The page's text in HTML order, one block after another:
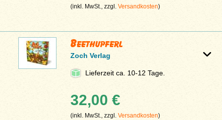
(inkl. MwSt., zzgl.Versandkosten)
Beethupferl
Zoch Verlag
Lieferzeit ca. 10-12 Tage.
32,00 €
(inkl. MwSt., zzgl.Versandkosten)